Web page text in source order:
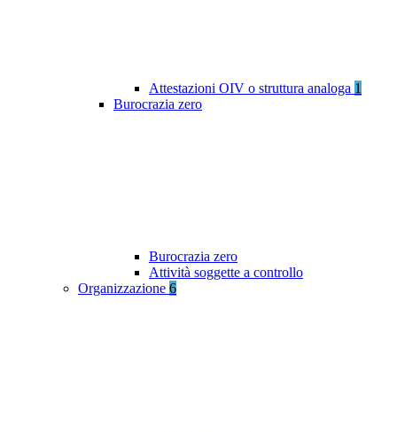
Attestazioni OIV o struttura analoga 1
Burocrazia zero
Burocrazia zero
Attività soggette a controllo
Organizzazione 6